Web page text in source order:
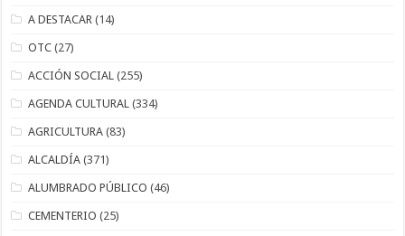
A DESTACAR (14)
OTC (27)
ACCIÓN SOCIAL (255)
AGENDA CULTURAL (334)
AGRICULTURA (83)
ALCALDÍA (371)
ALUMBRADO PÚBLICO (46)
CEMENTERIO (25)